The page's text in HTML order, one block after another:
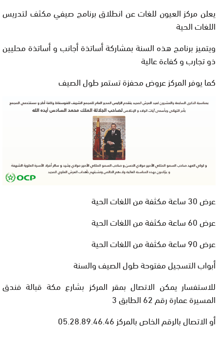
يعلن مركز العيون للغات عن انطلاق برنامج صيفي مكثف لتدريس
اللغات الحية
ويتميز برنامج هذه السنة بمشاركة أساتذة أجانب و أساتذة محليين
ذو تجارب و كفاءة عالية
كما يوفر المركز عروض محفزة تستمر طول الصيف
عرض 30 ساعة مكثفة من اللغات الحية
عرض 60 ساعة مكثفة من اللغات الحية
عرض 90 ساعة مكثفة من اللغات الحية
أبواب التسجيل مفتوحة طول الصيف والسنة
للاستفسار يمكن الاتصال بمقر المركز بشارع مكة قبالة فندق
المسيرة عمارة رقم 62 الطابق 3
أو الاتصال بالرقم الخاص بالمركز 05.28.89.46.46